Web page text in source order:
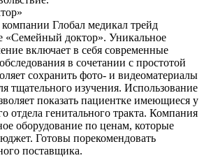
Глобал медикал трейд
«Семейный доктор». Уникальное
включает в себя современные
в сочетании с простотой
сохранить фото- и видеоматериалы
тщательного изучения. Использование
показать пациентке имеющиеся у
отдела генитального тракта. Компания
оборудование по ценам, которые
Готовы порекомендовать
поставщика.